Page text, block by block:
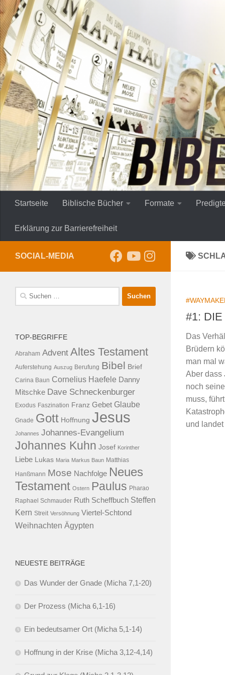
Zum Inhalt springen
Startseite Biblische Bücher Formate
Erklärung zur Barrierefreiheit
#1: DIE
Das
Brüdern
man mal
Aber dass
noch
muss,
und
SOCIAL-MEDIA
Suche
nach:
TOP-BEGRIFFE
Abraham Advent Altes Testament
Auferstehung Auszug Berufung Bibel Brief
Carina Baun Cornelius Haefele Danny
Mitschke Dave Schneckenburger
Exodus Faszination Franz Gebet Glaube
Gnade Gott Hoffnung Jesus
Johannes Johannes-Evangelium
Johannes Kuhn Josef Korinther
Liebe Lukas Maria Markus Baun Matthias
Hanßmann Mose Nachfolge Neues
Testament Ostern Paulus Pharao
Raphael Schmauder Ruth Scheffbuch Steffen
Kern Streit Versöhnung Viertel-Schtond
Weihnachten Ägypten
NEUESTE BEITRÄGE
Das Wunder der Gnade (Micha 7,1-20)
Der Prozess (Micha 6,1-16)
Ein bedeutsamer Ort (Micha 5,1-14)
Hoffnung in der Krise (Micha 3,12-4,14)